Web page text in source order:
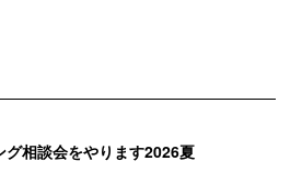
グ相談会をやります2026夏